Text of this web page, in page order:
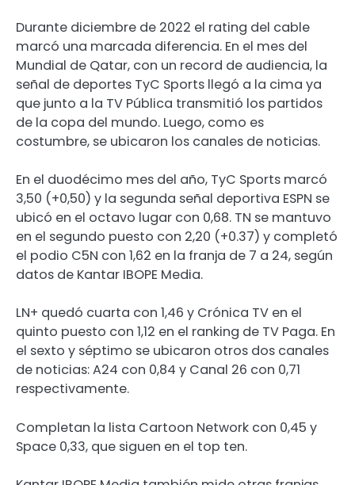
Durante diciembre de 2022 el rating del cable
marcó una marcada diferencia. En el mes del
Mundial de Qatar, con un record de audiencia, la
señal de deportes TyC Sports llegó a la cima ya
que junto a la TV Pública transmitió los partidos
de la copa del mundo. Luego, como es
costumbre, se ubicaron los canales de noticias.
En el duodécimo mes del año, TyC Sports marcó
3,50 (+0,50) y la segunda señal deportiva ESPN se
ubicó en el octavo lugar con 0,68. TN se mantuvo
en el segundo puesto con 2,20 (+0.37) y completó
el podio C5N con 1,62 en la franja de 7 a 24, según
datos de Kantar IBOPE Media.
LN+ quedó cuarta con 1,46 y Crónica TV en el
quinto puesto con 1,12 en el ranking de TV Paga. En
el sexto y séptimo se ubicaron otros dos canales
de noticias: A24 con 0,84 y Canal 26 con 0,71
respectivamente.
Completan la lista Cartoon Network con 0,45 y
Space 0,33, que siguen en el top ten.